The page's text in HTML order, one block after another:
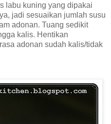
labu kuning yang dipakai
jadi sesuaikan jumlah susu
adonan. Tuang sedikit
kalis. Hentikan
adonan sudah kalis/tidak